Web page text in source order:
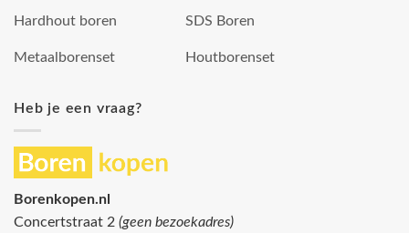
Hardhout boren
Metaalborenset
SDS Boren
Houtborenset
Heb je een vraag?
Borenkopen.nl
Concertstraat 2 (geen bezoekadres)